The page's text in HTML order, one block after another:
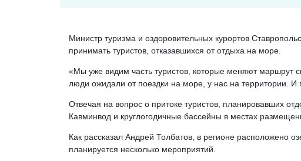
Министр туризма и оздоровительных курортов
принимать туристов, отказавшихся от отдыха на море.
«Мы уже видим часть туристов, которые меняют маршрут
люди ожидали от поездки на море, у нас на территории.
Отвечая на вопрос о притоке туристов, планировавших
Кавминвод и круглогодичные бассейны в местах
Как рассказал Андрей Толбатов, в регионе расположено
планируется несколько мероприятий.